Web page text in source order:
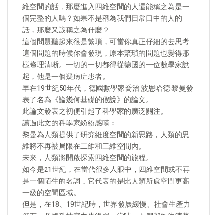
維空間的話，那麼進入四維空間的人還能稱之為是一
個完整的人嗎？如果不是稱為我們日常口中的人的
話，那麼又該稱之為什麼？
這個問題聽起來很是繁瑣，可當你真正仔細的去思考
這個問題的時候你會發現，原本繁瑣的問題也變得那
樣條理清晰。一切的一切都得從德國的一位數學家說
起，他是一個疑病症患者。
早在19世紀50年代，德國數學家喬治·波恩哈德·黎曼發
表了名為《論幾何基礎的假說》的論文。
此論文發表之初便引起了科學家的廣泛關注。
讀過此文的科學家紛紛感嘆：
黎曼為人類提供了研究維度空間的新思路，人類的思
維將不再被局限在二維和三維空間內。
未來，人類將開啟探索四維空間的旅程。
如今是21世紀，在當代很多人眼中，四維空間或不再
是一個陌生的名詞，它代表的是比人類所處空間更高
一級的空間區域。
但是，在18、19世紀時，世界發展緩慢、社會生產力